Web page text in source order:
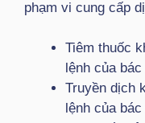
phạm vi cung cấp
Tiêm thuốc
lệnh của
Truyền dịch
lệnh của